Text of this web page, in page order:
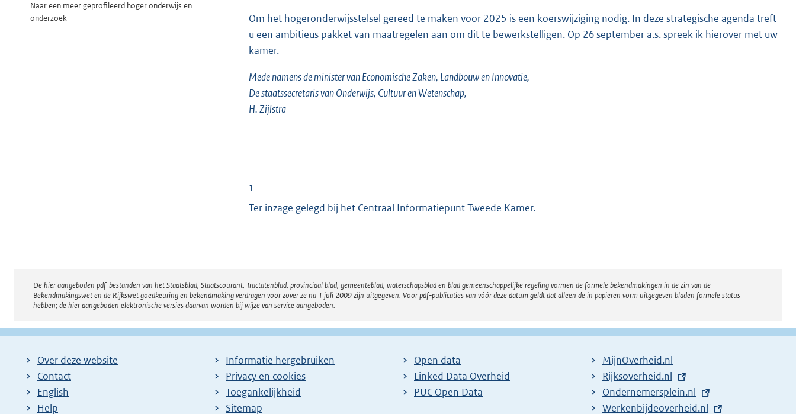
Naar een meer geprofileerd hoger onderwijs en
onderzoek
Om het hogeronderwijsstelsel gereed te maken voor 2025 is een koerswijziging nodig. In deze strategische agenda treft
u een ambitieus pakket van maatregelen aan om dit te bewerkstelligen. Op 26 september a.s. spreek ik hierover met uw
kamer.
Mede namens de minister van Economische Zaken, Landbouw en Innovatie,
De staatssecretaris van Onderwijs, Cultuur en Wetenschap,
H. Zijlstra
1
Ter inzage gelegd bij het Centraal Informatiepunt Tweede Kamer.
Disclaimer
De hier aangeboden pdf-bestanden van het Staatsblad, Staatscourant, Tractatenblad, provinciaal blad, gemeenteblad, waterschapsblad en blad gemeenschappelijke regeling vormen de formele bekendmakingen in de zin van de
Bekendmakingswet en de Rijkswet goedkeuring en bekendmaking verdragen voor zover ze na 1 juli 2009 zijn uitgegeven. Voor pdf-publicaties van vóór deze datum geldt dat alleen de in papieren vorm uitgegeven bladen formele status
hebben; de hier aangeboden elektronische versies daarvan worden bij wijze van service aangeboden.
Over deze website
Contact
English
Help
Informatie hergebruiken
Privacy en cookies
Toegankelijkheid
Sitemap
Open data
Linked Data Overheid
PUC Open Data
MijnOverheid.nl
E
x
t
Rijksoverheid.nl
E
x
Ondernemersplein.nl
E
Werkenbijdeoverheid.nl